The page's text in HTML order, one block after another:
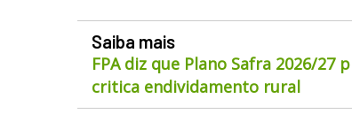
Saiba mais
FPA diz que Plano Safra 2026/27
critica endividamento rural